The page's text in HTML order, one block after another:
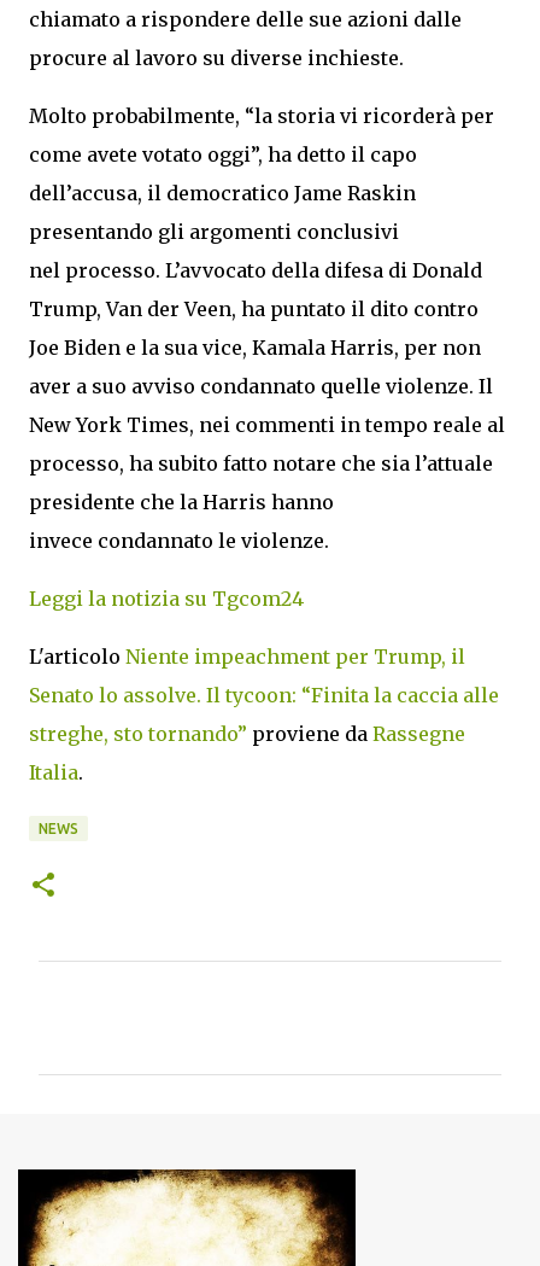
chiamato a rispondere delle sue azioni dalle
procure al lavoro su diverse inchieste.
Molto probabilmente, “la storia vi ricorderà per
come avete votato oggi”, ha detto il capo
dell’accusa, il democratico Jame Raskin
presentando gli argomenti conclusivi
nel processo. L’avvocato della difesa di Donald
Trump, Van der Veen, ha puntato il dito contro
Joe Biden e la sua vice, Kamala Harris, per non
aver a suo avviso condannato quelle violenze. Il
New York Times, nei commenti in tempo reale al
processo, ha subito fatto notare che sia l’attuale
presidente che la Harris hanno
invece condannato le violenze.
Leggi la notizia su Tgcom24
L'articolo Niente impeachment per Trump, il
Senato lo assolve. Il tycoon: “Finita la caccia alle
streghe, sto tornando” proviene da Rassegne
Italia.
NEWS
n
t
i